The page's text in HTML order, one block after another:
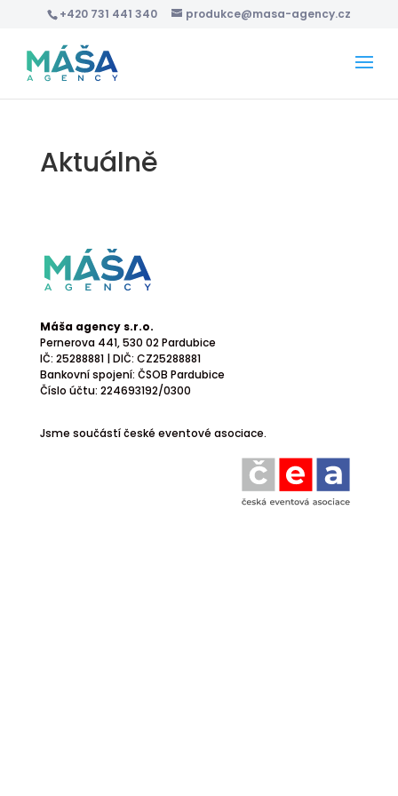
+420 731 441 340 produkce@masa-agency.cz
Aktuálně
Máša agency s.r.o.
Pernerova 441, 530 02 Pardubice
IČ: 25288881 | DIČ: CZ25288881
Bankovní spojení: ČSOB Pardubice
Číslo účtu: 224693192/0300
Jsme součástí české eventové asociace.